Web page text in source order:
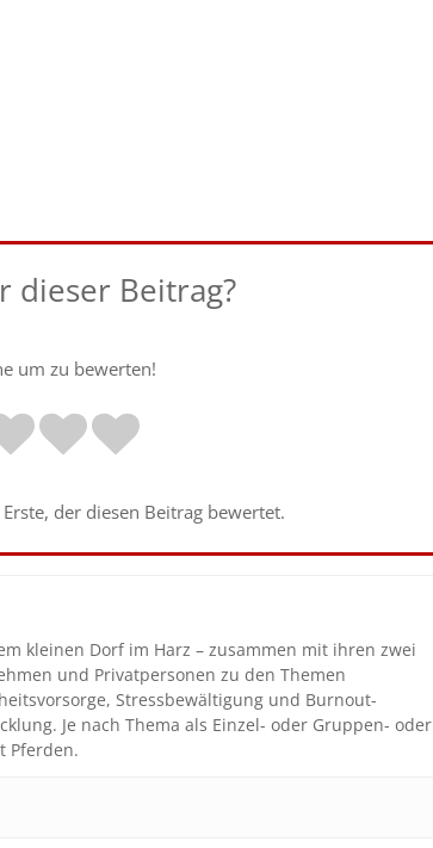
dieser Beitrag?
um zu bewerten!
der diesen Beitrag bewertet.
kleinen Dorf im Harz – zusammen mit ihren zwei
und Privatpersonen zu den Themen
Stressbewältigung und Burnout-
Je nach Thema als Einzel- oder Gruppen- oder
Pferden.